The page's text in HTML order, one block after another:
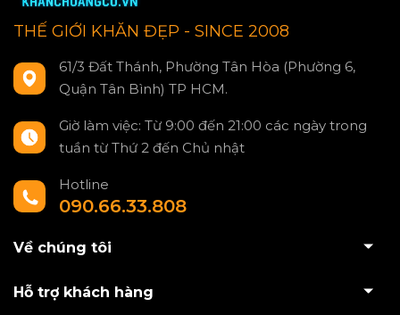
THẾ GIỚI KHĂN ĐẸP - SINCE 2008
61/3 Đất Thánh, Phường Tân Hòa (Phường 6,
Quận Tân Bình) TP HCM.
Giờ làm việc: Từ 9:00 đến 21:00 các ngày trong
tuần từ Thứ 2 đến Chủ nhật
Hotline
090.66.33.808
Về chúng tôi
Hỗ trợ khách hàng